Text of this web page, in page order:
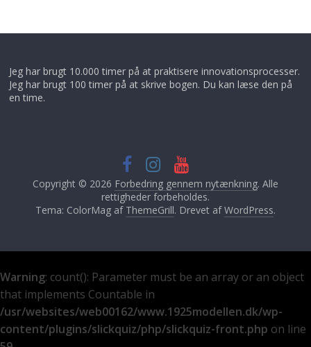
Jeg har brugt 10.000 timer på at praktisere innovationsprocesser.
Jeg har brugt 100 timer på at skrive bogen. Du kan læse den på
en time.
Copyright © 2026 Forbedring gennem nytænkning. Alle
rettigheder forbeholdes.
Tema: ColorMag af ThemeGrill. Drevet afWordPress.
Warning: count(): Parameter must be an array or an object
that implements Countable in
/usr/websites/web00162/www.1925modellen.dk/wp-
content/plugins/slickquiz/php/slickquiz-front.php on line